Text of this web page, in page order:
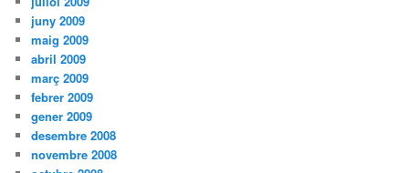
juny 2009
maig 2009
abril 2009
març 2009
febrer 2009
gener 2009
desembre 2008
novembre 2008